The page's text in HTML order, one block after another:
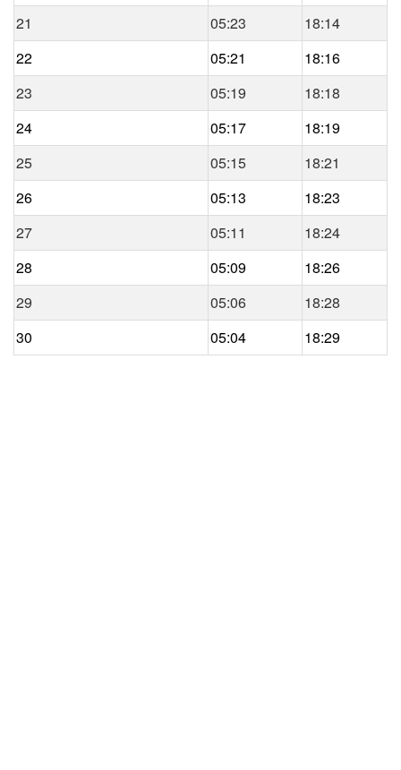
21
05:23
18:14
22
05:21
18:16
23
05:19
18:18
24
05:17
18:19
25
05:15
18:21
26
05:13
18:23
27
05:11
18:24
28
05:09
18:26
29
05:06
18:28
30
05:04 18:29